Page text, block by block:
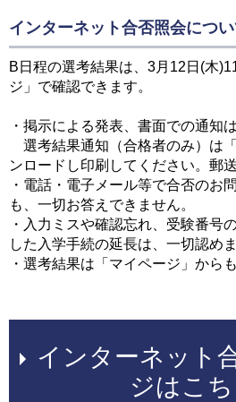
インターネット合否照会につ
B日程の選考結果は、3月12日(木
ジ」で確認できます。
・掲示による発表、書面での通知
選考結果通知（合格者のみ）は
ンロードし印刷してください。郵
・電話・電子メール等で合否のお
も、一切お答えできません。
・入力ミスや確認忘れ、受験番号
した入学手続の延長は、一切認めま
・選考結果は「マイページ」から
インターネット
ジはこち